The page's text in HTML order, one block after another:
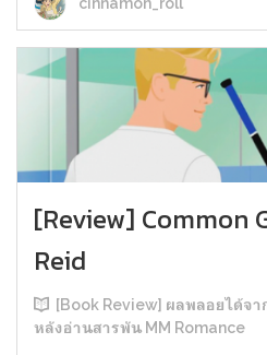
[Review] Common
Reid
[Book Review] ผลพลอยได้จ
หลังอ่านสารพัน MM Romance